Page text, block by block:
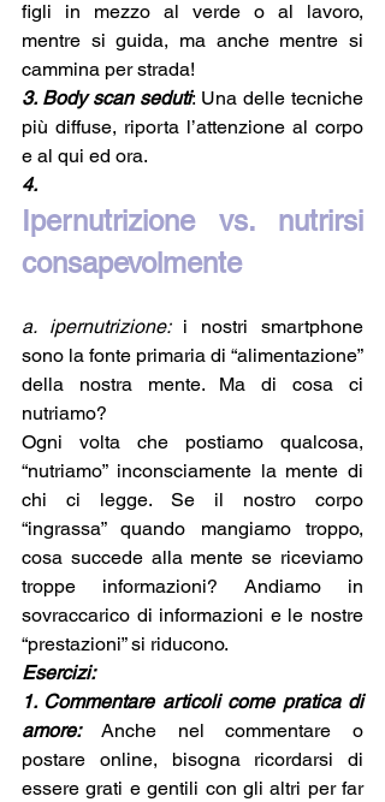
figli in mezzo al verde o al lavoro,
mentre si guida, ma anche mentre si
cammina per strada!
3. Body scan seduti: Una delle tecniche
più diffuse, riporta l’attenzione al corpo
e al qui ed ora.
4.
Ipernutrizione vs. nutrirsi
consapevolmente
a. ipernutrizione: i nostri smartphone
sono la fonte primaria di “alimentazione”
della nostra mente. Ma di cosa ci
nutriamo?
Ogni volta che postiamo qualcosa,
“nutriamo” inconsciamente la mente di
chi ci legge. Se il nostro corpo
“ingrassa” quando mangiamo troppo,
cosa succede alla mente se riceviamo
troppe informazioni? Andiamo in
sovraccarico di informazioni e le nostre
“prestazioni” si riducono.
Esercizi:
1. Commentare articoli come pratica di
amore: Anche nel commentare o
postare online, bisogna ricordarsi di
essere grati e gentili con gli altri per far